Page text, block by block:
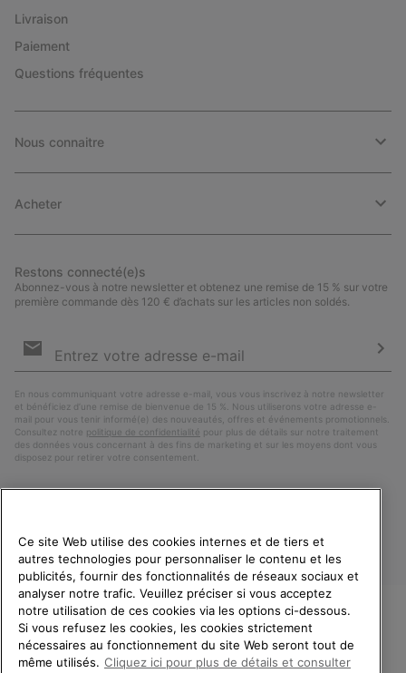
Livraison
Paiement
Questions fréquentes
Nous connaitre
Acheter
Restons connecté(e)s
Abonnez-vous à notre newsletter et obtenez une remise de 15 % sur votre
première commande dès 120 € d’achats sur les articles non soldés.
par
En nous communiquant votre adresse e-mail, vous vous inscrivez à notre newsletter
et bénéficiez d’une remise de bienvenue de 15 %. Nous utiliserons votre adresse e-
mail pour vous tenir informé(e) des nouveautés, offres et événements promotionnels.
Consultez notre politique de confidentialité pour plus de détails sur notre traitement
des données vous concernant à des fins de marketing et sur les moyens dont vous
disposez pour retirer votre consentement.
France
©2026 SOREL. Tous droits réservés.
BIENVENUE CHEZ SOREL.
VEUILLEZ SÉLECTIONNER
Ce site Web utilise des cookies internes et de tiers et
autres technologies pour personnaliser le contenu et les
publicités, fournir des fonctionnalités de réseaux sociaux et
analyser notre trafic. Veuillez préciser si vous acceptez
notre utilisation de ces cookies via les options ci-dessous.
Si vous refusez les cookies, les cookies strictement
nécessaires au fonctionnement du site Web seront tout de
même utilisés. Cliquez ici pour plus de détails et consulter